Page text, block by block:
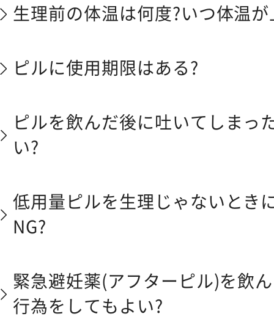
生理前の体温は何度?いつ体温
ピルに使用期限はある?
ピルを飲んだ後に吐いてしまっ
い?
低用量ピルを生理じゃないとき
NG?
緊急避妊薬(アフターピル)を飲
行為をしてもよい?